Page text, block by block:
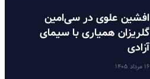
افشین علوی در سی‌امین
گلریزان همیاری با سیمای
آزادی
۱۶ مرداد ۱۴۰۵